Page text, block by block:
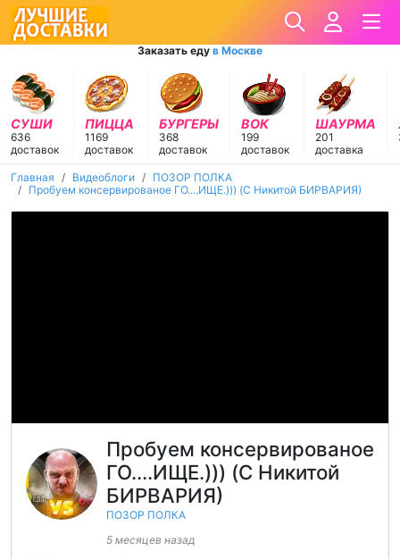
Заказать еду в Москве
СУШИ
636
доставок
ПИЦЦА
1169
доставок
БУРГЕРЫ
368
доставок
ВОК
199
доставок
ШАУРМА
201
доставка
Главная Видеоблоги
ПОЗОР ПОЛКА
Пробуем консервированое ГО....ИЩЕ.))) (C Никитой БИРВАРИЯ)
Пробуем консервированое
ГО....ИЩЕ.))) (C Никитой
БИРВАРИЯ)
ПОЗОР ПОЛКА
5 месяцев назад